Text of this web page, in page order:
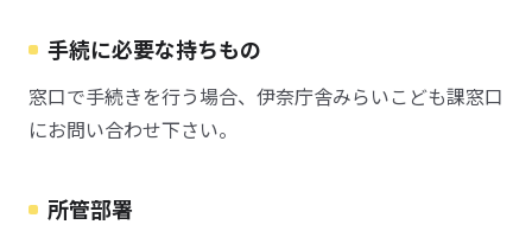
手続に必要な持ちもの
窓口で手続きを行う場合、伊奈庁舎みらいこども課窓口
にお問い合わせ下さい。
所管部署